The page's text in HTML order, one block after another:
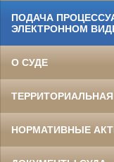
ПОДАЧА
ЭЛЕКТРОННОМ
О СУДЕ
НОРМАТИВНЫЕ